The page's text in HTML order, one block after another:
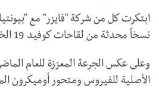
ابتكرت كل من شركة "فايزر" مع
نسخاً محدثة من لقاحات كوفيد 19 الخاصة بها.
وعلى عكس الجرعة المعززة للعام
الأصلية للفيروس ومتحور أوميكرون